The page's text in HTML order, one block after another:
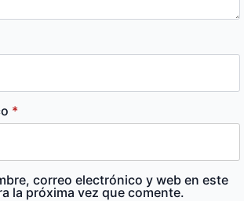
*
correo electrónico y web en este
la próxima vez que comente.